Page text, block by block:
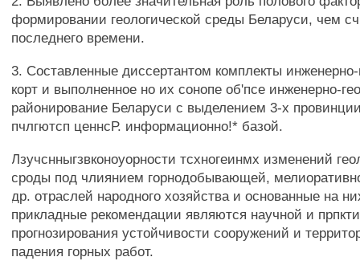
формировании геологической среды Беларуси, чем
последнего времени.
3. Составленные диссертантом комплекты инженерно-
корт и выполненное но их сонопе об'псе инженерно-
районирование Беларуси с выделением 3-х
пчлгютсп ценнсР. информационно!* базой.
Лзучснныгзвконоуорности тсхногеинмх изменений
сроды под члиянием горнодобывающей,
др. отраслей народного хозяйства и основанные на
прикладные рекомендации являются научной и
прогнозирования устойчивости сооружений и
падения горных работ.